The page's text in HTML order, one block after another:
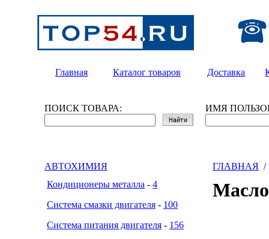
Главная Каталог товаров Доставка
ПОИСК ТОВАРА: ИМЯ
АВТОХИМИЯ
Кондиционеры металла - 4
Система смазки двигателя - 100
Система питания двигателя - 156
ГЛАВНАЯ